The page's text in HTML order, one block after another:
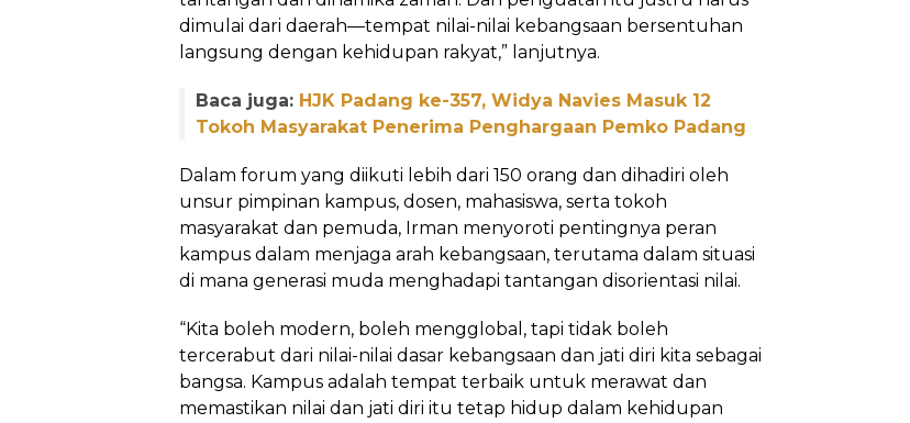
dimulai dari daerah—tempat nilai-nilai kebangsaan bersentuhan
langsung dengan kehidupan rakyat,” lanjutnya.
Baca juga: HJK Padang ke-357, Widya Navies Masuk 12
Tokoh Masyarakat Penerima Penghargaan Pemko Padang
Dalam forum yang diikuti lebih dari 150 orang dan dihadiri oleh
unsur pimpinan kampus, dosen, mahasiswa, serta tokoh
masyarakat dan pemuda, Irman menyoroti pentingnya peran
kampus dalam menjaga arah kebangsaan, terutama dalam situasi
di mana generasi muda menghadapi tantangan disorientasi nilai.
“Kita boleh modern, boleh mengglobal, tapi tidak boleh
tercerabut dari nilai-nilai dasar kebangsaan dan jati diri kita sebagai
bangsa. Kampus adalah tempat terbaik untuk merawat dan
memastikan nilai dan jati diri itu tetap hidup dalam kehidupan